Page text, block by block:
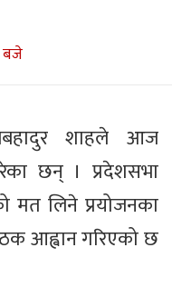
बजे
शाहले आज
छन् । प्रदेशसभा
मत लिने प्रयोजनका
आह्वान गरिएको छ